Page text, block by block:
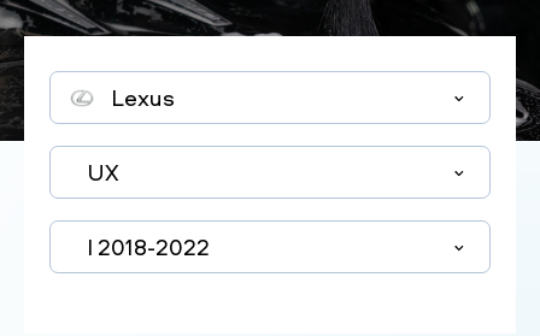
Lexus
UX
I 2018-2022